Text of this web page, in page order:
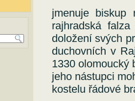
jmenuje biskup
rajhradská
doložení svých
duchovních v
1330 olomoucký
jeho nástupci
kostelu řádové